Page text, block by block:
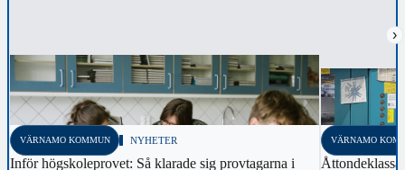
›
VÄRNAMO KOMMUN NYHETER
Inför högskoleprovet: Så klarade sig provtagarna i
VÄRNAMO